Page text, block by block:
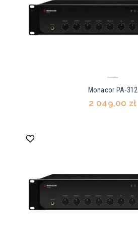
Monacor PA-312
2 049,00 zł